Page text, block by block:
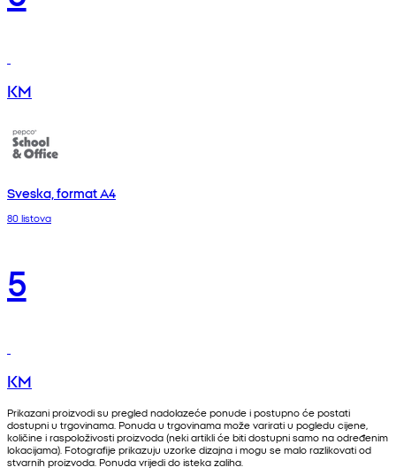
KM
Sveska, format A4
80 listova
5
KM
Prikazani proizvodi su pregled nadolazeće ponude i postupno će postati
dostupni u trgovinama. Ponuda u trgovinama može varirati u pogledu cijene,
količine i raspoloživosti proizvoda (neki artikli će biti dostupni samo na određenim
lokacijama). Fotografije prikazuju uzorke dizajna i mogu se malo razlikovati od
stvarnih proizvoda. Ponuda vrijedi do isteka zaliha.